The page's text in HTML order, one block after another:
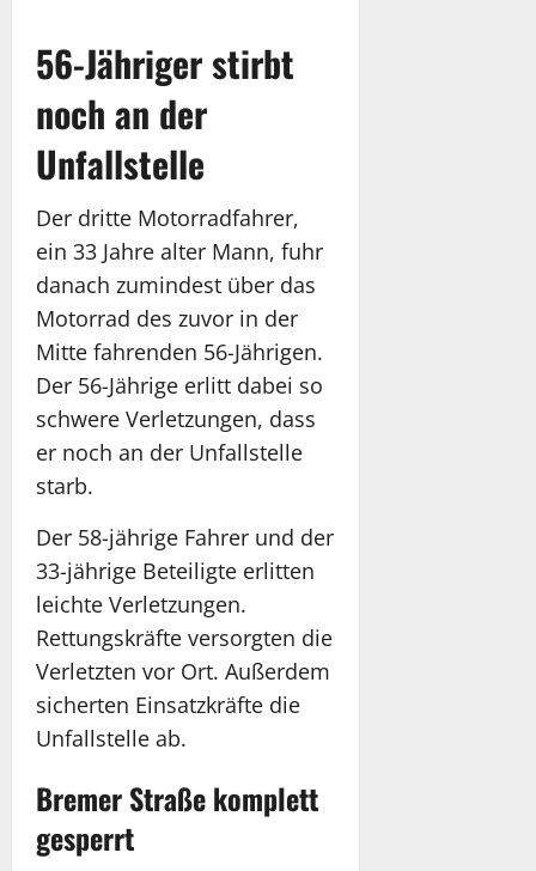
56-Jähriger stirbt
noch an der
Unfallstelle
Der dritte Motorradfahrer,
ein 33 Jahre alter Mann, fuhr
danach zumindest über das
Motorrad des zuvor in der
Mitte fahrenden 56-Jährigen.
Der 56-Jährige erlitt dabei so
schwere Verletzungen, dass
er noch an der Unfallstelle
starb.
Der 58-jährige Fahrer und der
33-jährige Beteiligte erlitten
leichte Verletzungen.
Rettungskräfte versorgten die
Verletzten vor Ort. Außerdem
sicherten Einsatzkräfte die
Unfallstelle ab.
Bremer Straße komplett
gesperrt